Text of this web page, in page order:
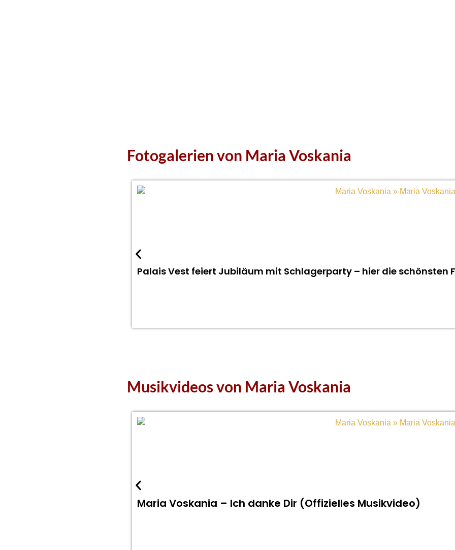
Fotogalerien von Maria Voskania
Palais Vest feiert Jubiläum mit Schlagerparty – hier die schönsten
Musikvideos von Maria Voskania
Maria Voskania – Ich danke Dir (Offizielles Musikvideo)